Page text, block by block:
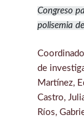
Congreso
polisemia
de
Martínez,
Castro,
Ríos,